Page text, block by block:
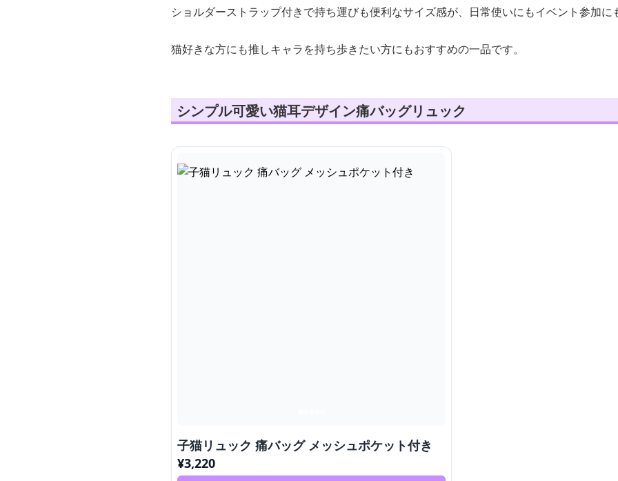
ショルダーストラップ付きで持ち運びも便利なサイズ感が、日常使いにもイベント参加に
猫好きな方にも推しキャラを持ち歩きたい方にもおすすめの一品です。
シンプル可愛い猫耳デザイン痛バッグリュック
子猫リュック 痛バッグ メッシュポケット付き
¥3,220